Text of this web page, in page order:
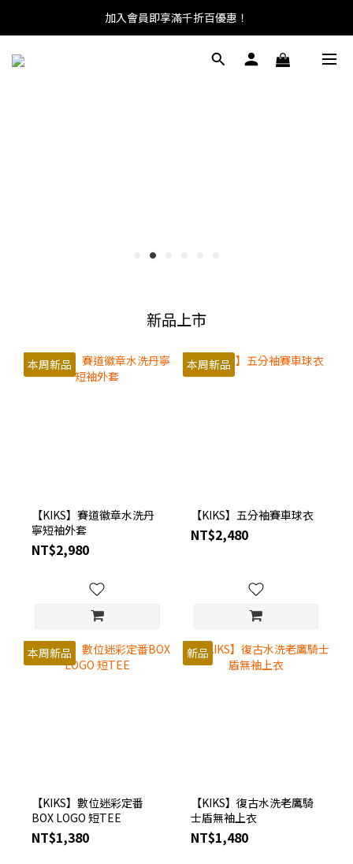
加入會員即享滿千折百優惠！
新品上市
本周新品
【KIKS】賽道徽章水洗丹
寧短袖外套
NT$2,980
本周新品
【KIKS】五分袖賽車球衣
NT$2,480
本周新品
【KIKS】數位迷彩定番
BOX LOGO 短TEE
NT$1,380
新品
【KIKS】復古水洗老鷹騎
士盾無袖上衣
NT$1,480